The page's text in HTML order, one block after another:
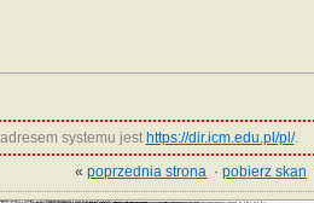
systemu jest https://dir.icm.edu.pl/pl/.
«poprzednia strona ·pobierz skan